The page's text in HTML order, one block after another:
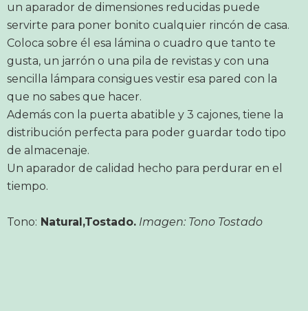
un aparador de dimensiones reducidas puede
servirte para poner bonito cualquier rincón de casa.
Coloca sobre él esa lámina o cuadro que tanto te
gusta, un jarrón o una pila de revistas y con una
sencilla lámpara consigues vestir esa pared con la
que no sabes que hacer.
Además con la puerta abatible y 3 cajones, tiene la
distribución perfecta para poder guardar todo tipo
de almacenaje.
Un aparador de calidad hecho para perdurar en el
tiempo.
Tono: Natural,Tostado. Imagen: Tono Tostado